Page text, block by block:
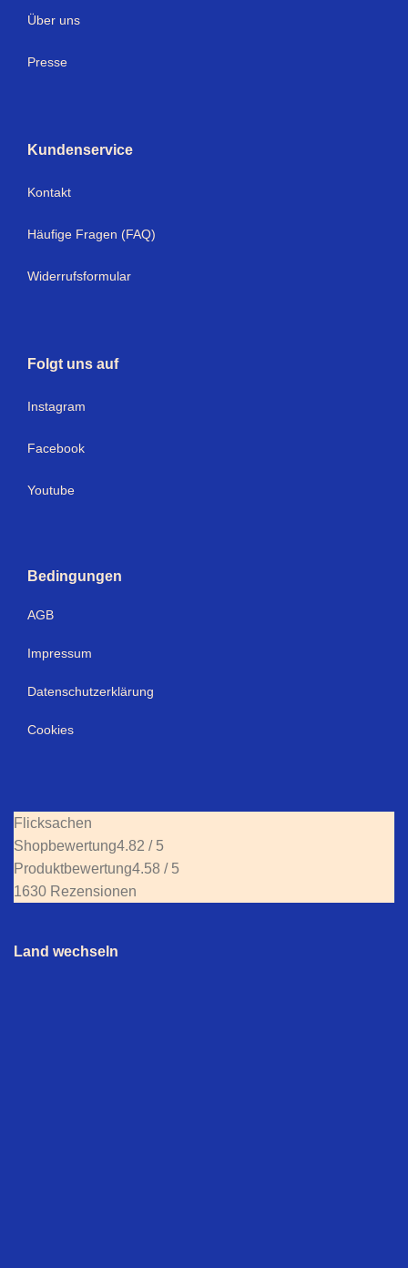
Über uns
Presse
Kundenservice
Kontakt
Häufige Fragen (FAQ)
Widerrufsformular
Folgt uns auf
Instagram
Facebook
Youtube
Bedingungen
AGB
Impressum
Datenschutzerklärung
Cookies
Flicksachen
Shopbewertung4.82 / 5
Produktbewertung4.58 / 5
1630 Rezensionen
Land wechseln